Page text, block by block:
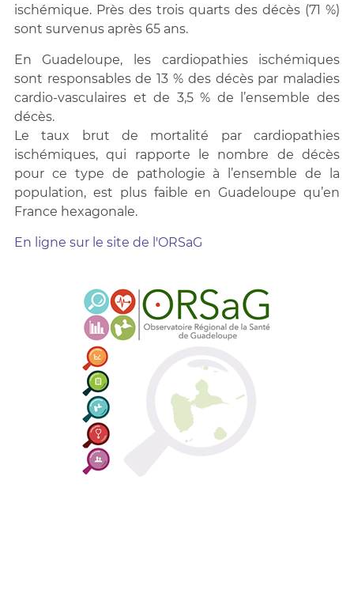
ischémique. Près des trois quarts des décès (71 %)
sont survenus après 65 ans.
En Guadeloupe, les cardiopathies ischémiques
sont responsables de 13 % des décès par maladies
cardio-vasculaires et de 3,5 % de l’ensemble des
décès.
Le taux brut de mortalité par cardiopathies
ischémiques, qui rapporte le nombre de décès
pour ce type de pathologie à l’ensemble de la
population, est plus faible en Guadeloupe qu’en
France hexagonale.
En ligne sur le site de l'ORSaG